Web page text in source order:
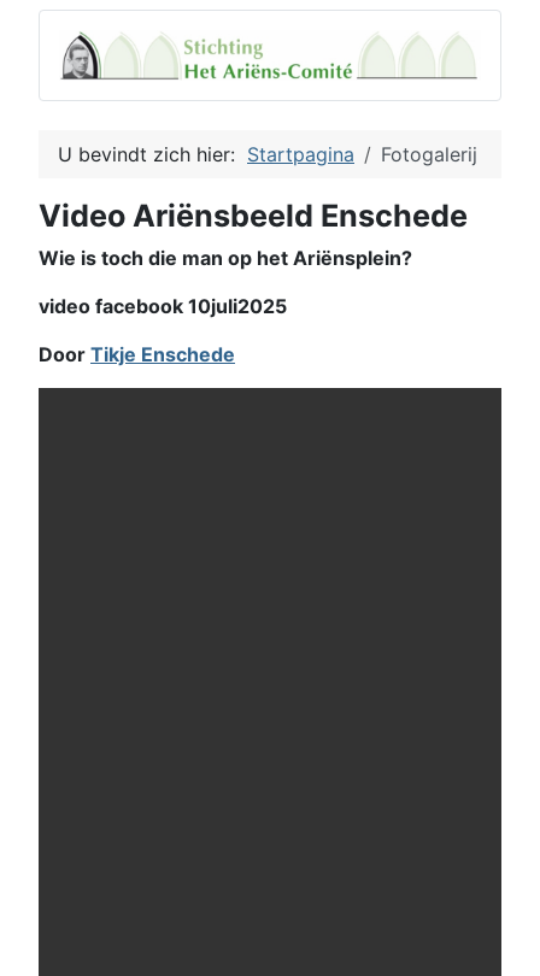
U bevindt zich hier: Startpagina Fotogalerij
Video Ariënsbeeld Enschede
Wie is toch die man op het Ariënsplein?
video facebook 10juli2025
Door Tikje Enschede